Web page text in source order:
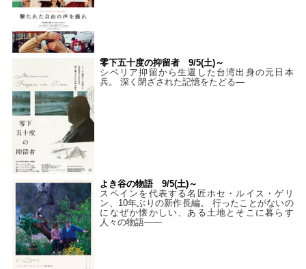
零下五十度の抑留者 9/5(土)～
シベリア抑留から生還した台湾出身の元日本
兵。 深く閉ざされた記憶をたどる—
よき谷の物語 9/5(土)～
スペインを代表する名匠ホセ・ルイス・ゲリ
ン、10年ぶりの新作長編。 行ったことがないの
になぜか懐かしい、ある土地とそこに暮らす
人々の物語――